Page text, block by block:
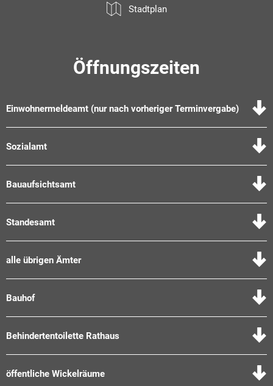
Stadtplan
Öffnungszeiten
Einwohnermeldeamt (nur nach vorheriger Terminvergabe)
Sozialamt
Bauaufsichtsamt
Standesamt
alle übrigen Ämter
Bauhof
Behindertentoilette Rathaus
öffentliche Wickelräume